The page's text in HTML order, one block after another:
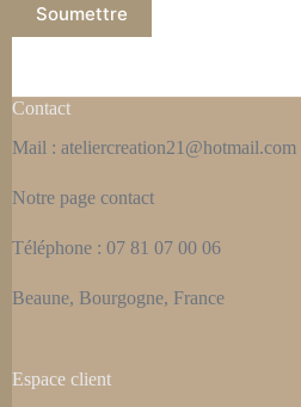
Soumettre
Contact
Mail : ateliercreation21@hotmail.com
Notre page contact
Téléphone : 07 81 07 00 06
Beaune, Bourgogne, France
Espace client